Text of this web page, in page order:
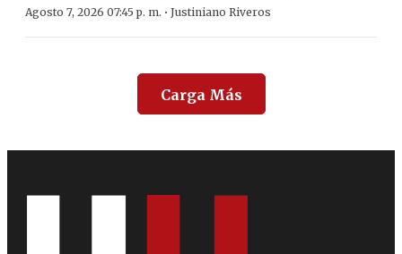
Agosto 7, 2026 07:45 p. m. · Justiniano Riveros
Carga Más